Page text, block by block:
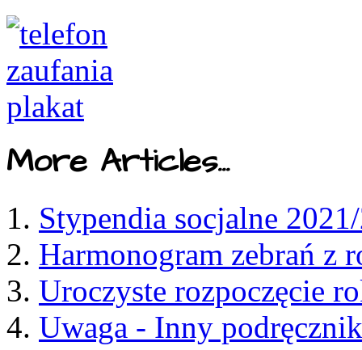
More Articles...
Stypendia socjalne
Harmonogram zebrań z
Uroczyste rozpoczęcie
Uwaga - Inny